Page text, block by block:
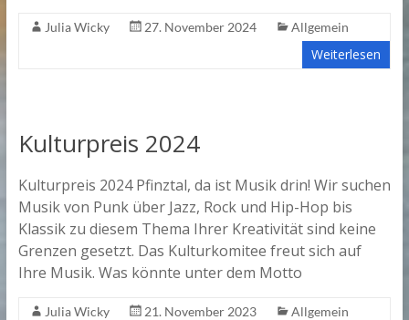
Julia Wicky 27. November 2024 Allgemein
Weiterlesen
Kulturpreis 2024
Kulturpreis 2024 Pfinztal, da ist Musik drin! Wir suchen
Musik von Punk über Jazz, Rock und Hip-Hop bis
Klassik zu diesem Thema Ihrer Kreativität sind keine
Grenzen gesetzt. Das Kulturkomitee freut sich auf
Ihre Musik. Was könnte unter dem Motto
Julia Wicky 21. November 2023 Allgemein